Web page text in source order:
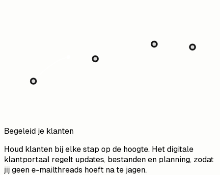
Begeleid je klanten
Houd klanten bij elke stap op de hoogte. Het digitale
klantportaal regelt updates, bestanden en planning, zodat
jij geen e-mailthreads hoeft na te jagen.